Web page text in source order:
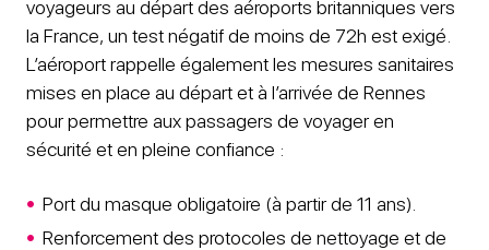
voyageurs au départ des aéroports britanniques vers
la France, un test négatif de moins de 72h est exigé.
L’aéroport rappelle également les mesures sanitaires
mises en place au départ et à l’arrivée de Rennes
pour permettre aux passagers de voyager en
sécurité et en pleine confiance :
Port du masque obligatoire (à partir de 11 ans).
Renforcement des protocoles de nettoyage et de